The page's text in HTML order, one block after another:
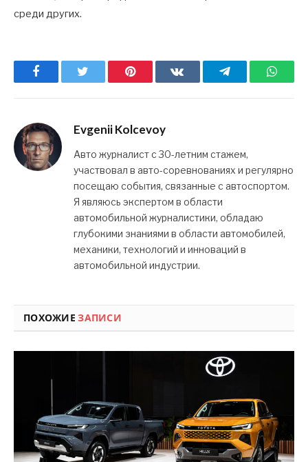
среди других.
Facebook Pinterest ВКонтактеTelegram
Evgenii Kolcevoy
Авто журналист с 30-летним стажем,
участвовал в авто-соревнованиях и регулярно
посещаю события, связанные с автоспортом.
Я являюсь экспертом в области
автомобильной журналистики, обладаю
глубокими знаниями в области автомобилей,
механики, технологий и инноваций в
автомобильной индустрии.
ПОХОЖИЕЗАПИСИ